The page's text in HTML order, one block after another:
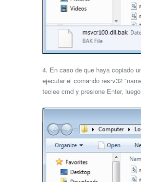
4. En caso de que haya copiado
ejecutar el comando resrv32
teclee cmd y presione Enter,